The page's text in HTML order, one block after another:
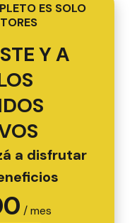
ES SOLO
Y A
a disfrutar
/ mes